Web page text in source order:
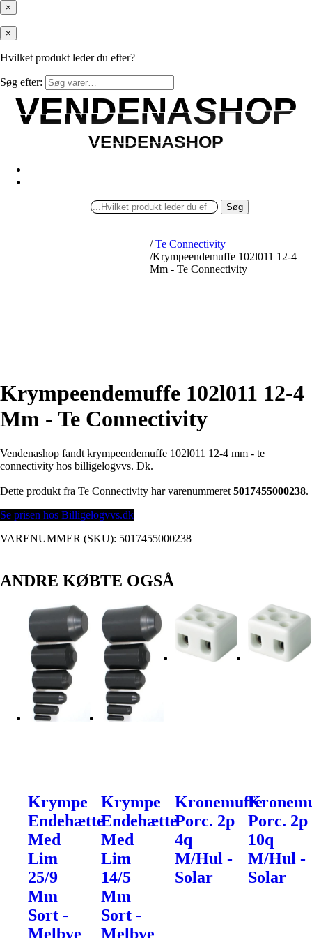
×
×
Hvilket produkt leder du efter?
Søg efter:
VENDENASHOP
VENDENASHOP
VENDENASHOP
VENDENASHOP
Søg
/ Te Connectivity
/Krympeendemuffe 102l011 12-4
Mm - Te Connectivity
Krympeendemuffe 102l011 12-4
Mm - Te Connectivity
Vendenashop fandt krympeendemuffe 102l011 12-4 mm - te
connectivity hos billigelogvvs. Dk.
Dette produkt fra Te Connectivity har varenummeret 5017455000238.
Se prisen hos Billigelogvvs.dk
VARENUMMER (SKU): 5017455000238
ANDRE KØBTE OGSÅ
Krympe
Endehætte
Med
Lim
25/9
Mm
Sort -
Melbye
Krympe
Endehætte
Med
Lim
14/5
Mm
Sort -
Melbye
Kronemuffe
Porc. 2p
4q
M/Hul -
Solar
Porc. 2p
10q
M/Hul -
Solar